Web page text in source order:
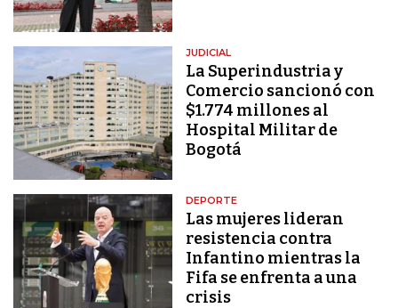
JUDICIAL
La Superindustria y
Comercio sancionó con
$1.774 millones al
Hospital Militar de
Bogotá
DEPORTE
Las mujeres lideran
resistencia contra
Infantino mientras la
Fifa se enfrenta a una
crisis